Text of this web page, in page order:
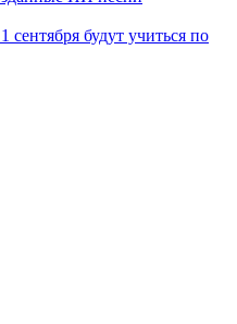
будут учиться по